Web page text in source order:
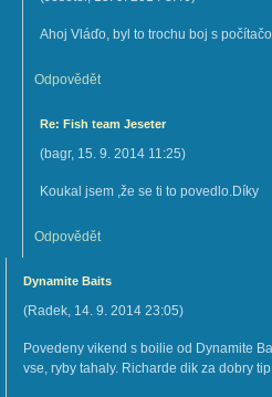
Ahoj Vláďo, byl to trochu boj s
Odpovědět
Re: Fish team Jeseter
(bagr, 15. 9. 2014 11:25)
Koukal jsem ,že se ti to povedlo.Díky
Odpovědět
Dynamite Baits
(Radek, 14. 9. 2014 23:05)
Povedeny vikend s boilie od Dynamite
vse, ryby tahaly. Richarde dik za dobry